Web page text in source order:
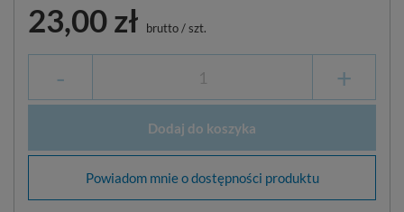
23,00 zł brutto/szt.
- +
Dodaj do koszyka
Powiadom mnie o dostępności produktu